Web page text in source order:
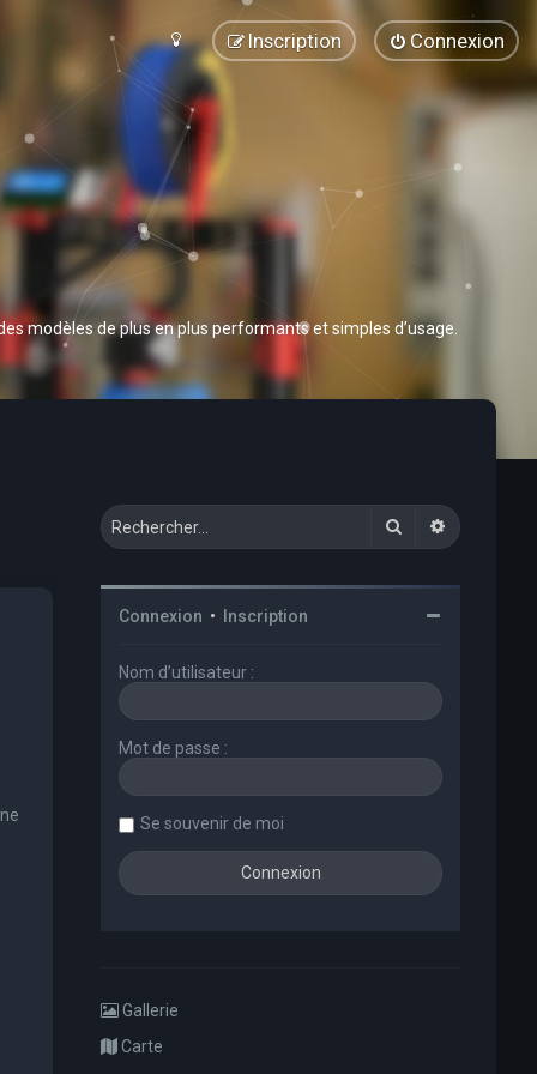
Connexion
Inscription
modèles de plus en plus performants et simples d’usage.
Rechercher
Connexion • Inscription
Nom d’utilisateur :
Mot de passe :
Se souvenir de moi
Gallerie
Carte